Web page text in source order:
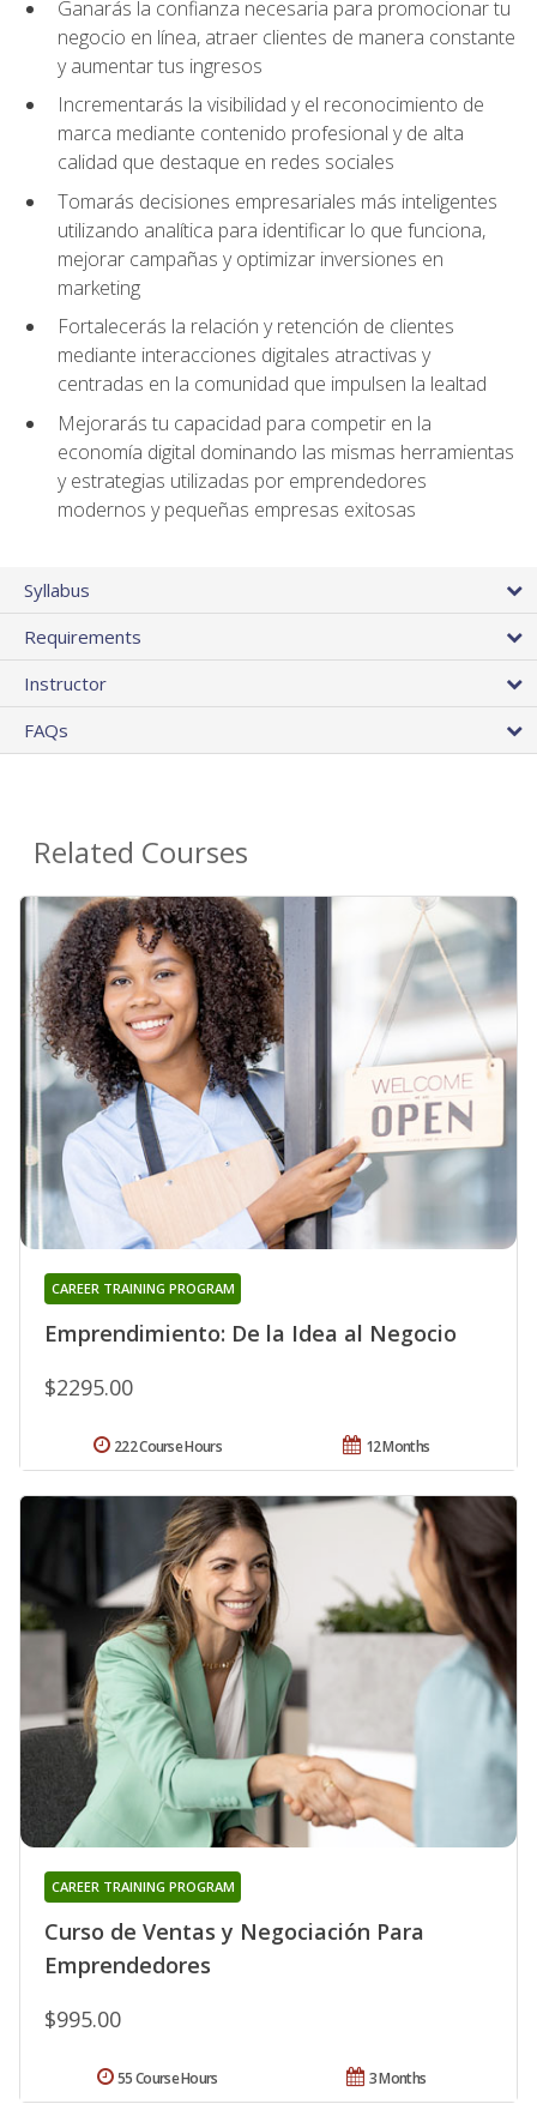
Ganarás la confianza necesaria para promocionar tu
negocio en línea, atraer clientes de manera constante
y aumentar tus ingresos
Incrementarás la visibilidad y el reconocimiento de
marca mediante contenido profesional y de alta
calidad que destaque en redes sociales
Tomarás decisiones empresariales más inteligentes
utilizando analítica para identificar lo que funciona,
mejorar campañas y optimizar inversiones en
marketing
Fortalecerás la relación y retención de clientes
mediante interacciones digitales atractivas y
centradas en la comunidad que impulsen la lealtad
Mejorarás tu capacidad para competir en la
economía digital dominando las mismas herramientas
y estrategias utilizadas por emprendedores
modernos y pequeñas empresas exitosas
Syllabus
Requirements
Instructor
FAQs
Related Courses
Emprendimiento: De la Idea al Negocio
CAREER TRAINING PROGRAM
$2295.00
12 Months
222 Course Hours
Curso de Ventas y Negociación Para
Emprendedores
CAREER TRAINING PROGRAM
$995.00
3 Months
55 Course Hours